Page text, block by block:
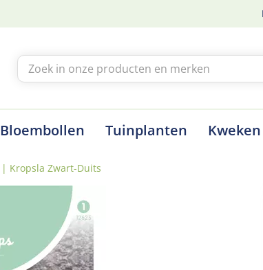
Kropsla Zwart-Duits
Bloembollen Tuinplanten Kweken